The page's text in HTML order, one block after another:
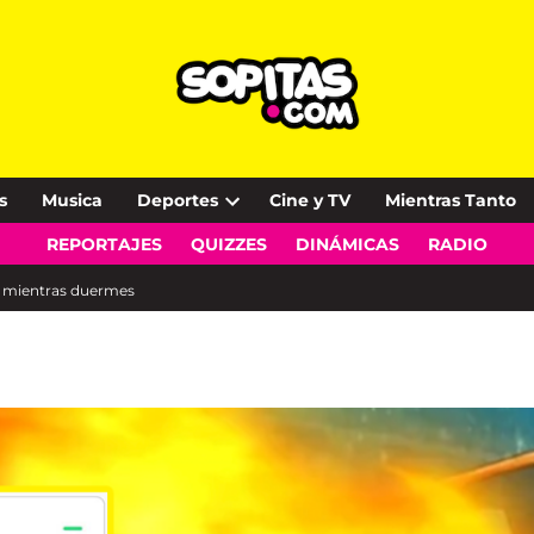
Musica Deportes
Open
dropdown
Cine y TV Mientras Tanto
REPORTAJES QUIZZES DINÁMICAS RADIO
mientras duermes